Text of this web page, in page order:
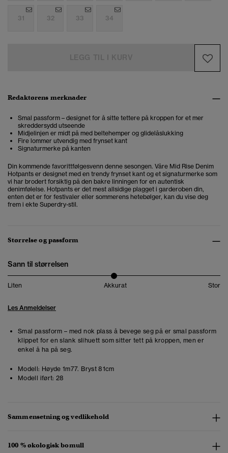
31 32 33 34
Redaktørens merknader
Smal passform – designet for å sitte tettere på kroppen for et mer
skreddersydd utseende
Midjelinjen er midt på med beltehemper og glidelåslukking
Fire lommer utvendig med frynset kant
Signaturmerke på kanten
Din kommende favorittfølgesvenn denne sesongen. Våre Mid Rise Denim
Hotpants er designet med en trendy frynset kant og et signaturmerke som
vi har brodert forsiktig på den bakre linningen for en autentisk
denimfølelse. Hotpants er det mest allsidige plagget i garderoben din,
enten det er for festivaler eller sommerens hetebølger, kan du vise deg
frem i ekte Superdry-stil.
Størrelse og passform
Sann til størrelsen
Liten Akkurat Stor
Les Anmeldelser
Smal passform – med nok plass å bevege seg på er smal passform
klippet for en slank slihuett som sitter tett på kroppen, men er
enkel å ha på seg.
Modell: Høyde 1m77. Bryst 81cm
Modell iført: 28
Sammensetning og vedlikehold
100 % økologisk bomull